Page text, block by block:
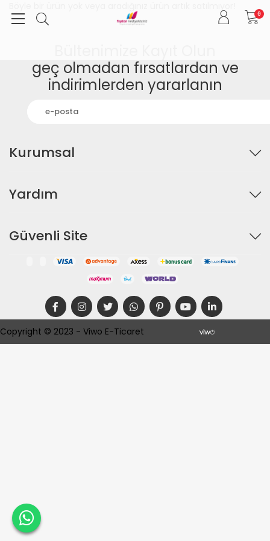
0
geç olmadan fırsatlardan ve
indirimlerden yararlanın
Kurumsal
Yardım
Güvenli Site
Copyright © 2023 - Viwo E-Ticaret